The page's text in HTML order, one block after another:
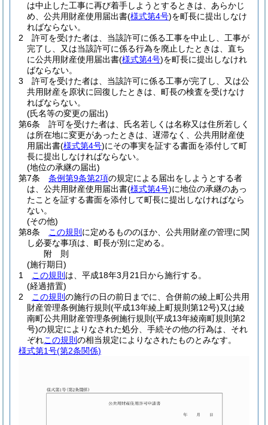
は中止した工事に再び着手しようとするときは、あらかじ
め、公共用財産使用届出書(様式第4号)を町長に提出しなけ
ればならない。
2
許可を受けた者は、当該許可に係る工事を中止し、工事が
完了し、又は当該許可に係る行為を廃止したときは、直ち
に公共用財産使用届出書(様式第4号)を町長に提出しなけれ
ばならない。
3
許可を受けた者は、当該許可に係る工事が完了し、又は公
共用財産を原状に回復したときは、町長の検査を受けなけ
ればならない。
(氏名等の変更の届出)
第6条
許可を受けた者は、氏名若しくは名称又は住所若しく
は所在地に変更があったときは、遅滞なく、公共用財産使
用届出書(様式第4号)にその事実を証する書面を添付して町
長に提出しなければならない。
(地位の承継の届出)
第7条
条例第9条第2項の規定による届出をしようとする者
は、公共用財産使用届出書(様式第4号)に地位の承継のあっ
たことを証する書面を添付して町長に提出しなければなら
ない。
(その他)
第8条
この規則 に定めるもののほか、公共用財産の管理に関
し必要な事項は、町長が別に定める。
附 則
(施行期日)
1
この規則 は、平成18年3月21日から施行する。
(経過措置)
2
この規則 の施行の日の前日までに、合併前の綾上町公共用
財産管理条例施行規則 (平成13年綾上町規則第12号)又は綾
南町公共用財産管理条例施行規則 (平成13年綾南町規則第2
号)の規定によりなされた処分、手続その他の行為は、それ
ぞれこの規則 の相当規定によりなされたものとみなす。
様式第1号(第2条関係)